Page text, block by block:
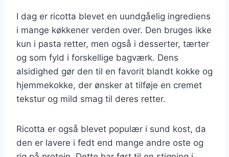
I dag er ricotta blevet en uundgåelig ingrediens
i mange køkkener verden over. Den bruges ikke
kun i pasta retter, men også i desserter, tærter
og som fyld i forskellige bagværk. Dens
alsidighed gør den til en favorit blandt kokke og
hjemmekokke, der ønsker at tilføje en cremet
tekstur og mild smag til deres retter.
Ricotta er også blevet populær i sund kost, da
den er lavere i fedt end mange andre oste og